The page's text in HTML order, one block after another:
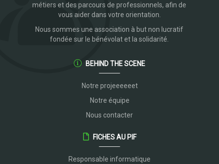
métiers et des parcours de professionnels, afin de
vous aider dans votre orientation.
Nous sommes une association à but non lucratif
fondée sur le bénévolat et la solidarité.
BEHIND THE SCENE
Notre projeeeeeet
Notre équipe
Nous contacter
FICHES AU PIF
Responsable informatique